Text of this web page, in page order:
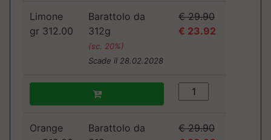
Limone
gr 312.00
Barattolo da
312g
(sc. 20%)
Scade il 28.02.2028
€ 29.90
€ 23.92
Orange
Barattolo da
€ 29.90